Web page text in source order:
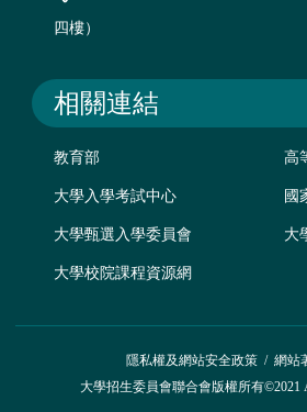
四樓）
相關連結
教育部 高
大學入學考試中心 國
大學甄選入學委員會 大
大學校院課程資源網
隱私權及網站安全政策/ 網站
大學招生委員會聯合會版權所有©2021